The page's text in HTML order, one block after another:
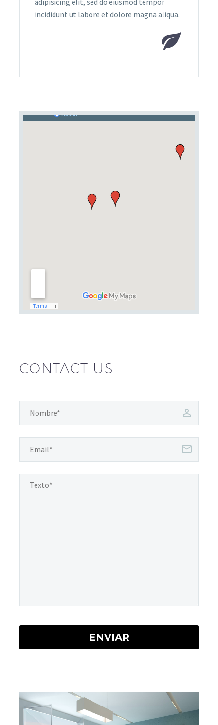
adipisicing elit, sed do eiusmod tempor
incididunt ut labore et dolore magna aliqua.


CONTACT US